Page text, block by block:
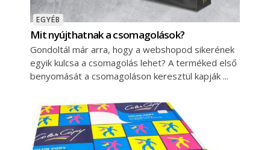
EGYÉB
Mit nyújthatnak a csomagolások?
Gondoltál már arra, hogy a webshopod sikerének
egyik kulcsa a csomagolás lehet? A terméked első
benyomását a csomagoláson keresztül kapják